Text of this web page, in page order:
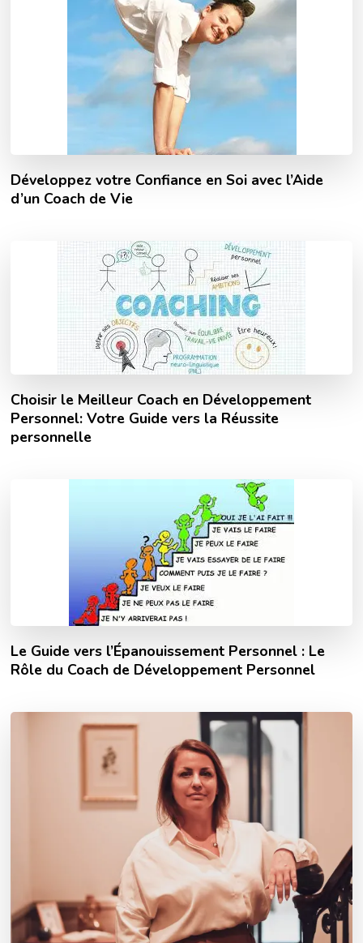
Développez votre Confiance en Soi avec l’Aide
d’un Coach de Vie
Choisir le Meilleur Coach en Développement
Personnel: Votre Guide vers la Réussite
personnelle
Le Guide vers l’Épanouissement Personnel : Le
Rôle du Coach de Développement Personnel